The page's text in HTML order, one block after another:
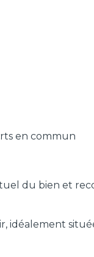
en commun
du bien et
idéalement